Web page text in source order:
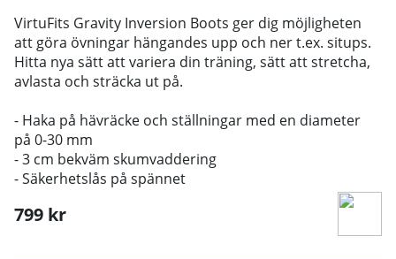
VirtuFits Gravity Inversion Boots ger dig möjligheten
att göra övningar hängandes upp och ner t.ex. situps.
Hitta nya sätt att variera din träning, sätt att stretcha,
avlasta och sträcka ut på.
- Haka på hävräcke och ställningar med en diameter
på 0-30 mm
- 3 cm bekväm skumvaddering
- Säkerhetslås på spännet
799 kr